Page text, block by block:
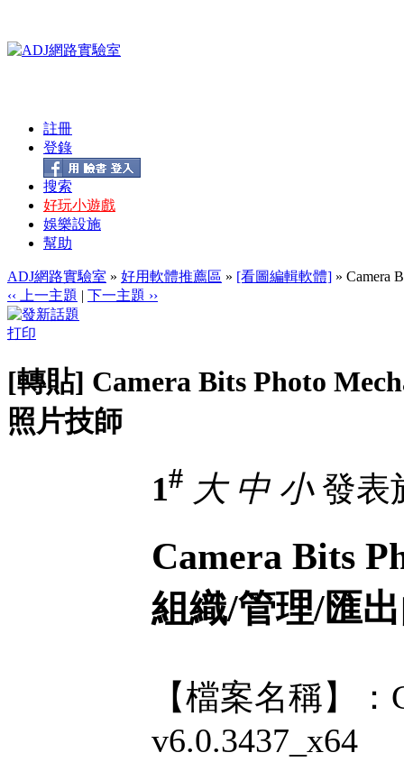
註冊
登錄
搜索
好玩小遊戲
娛樂設施
幫助
ADJ網路實驗室 » 好用軟體推薦區 » [看圖編輯軟體] » Camera
‹‹ 上一主題 | 下一主題 ››
打印
[轉貼] Camera Bits Photo
照片技師
1# 大 中 小發表
Camera Bits
組織/管理/匯
【檔案名稱】：
v6.0.3437_x64